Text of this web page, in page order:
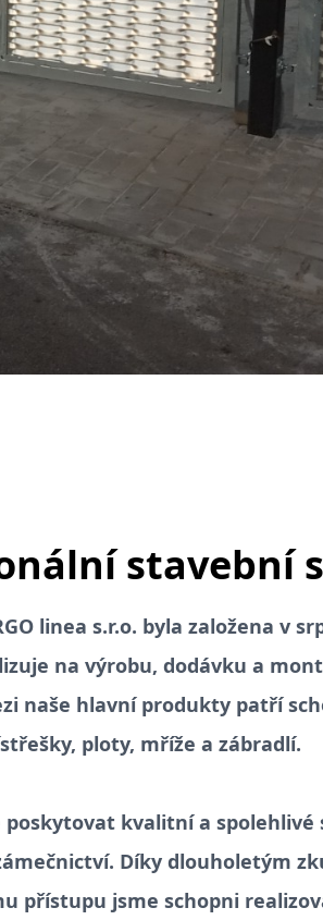
stavební
linea s.r.o. byla založena v
na výrobu, dodávku a
naše hlavní produkty patří
ploty, mříže a zábradlí.
poskytovat kvalitní a spolehlivé
Díky dlouholetým
přístupu jsme schopni